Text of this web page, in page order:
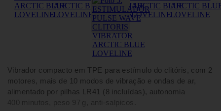
Vibrador compacto em TPE para estímulo do clitóris, com 2
motores, mais de 10 modos de vibração e ondas de ar,
alimentado por pilhas LR41 (8 incluídas), autonomia
400 minutos, peso 97 g, anti‑salpicos.